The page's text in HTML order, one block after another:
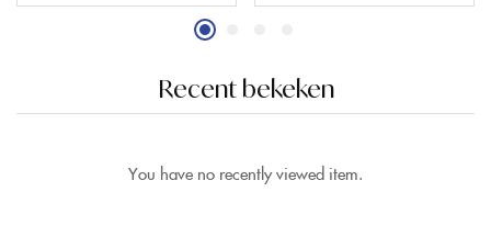
Recent bekeken
You have no recently viewed item.